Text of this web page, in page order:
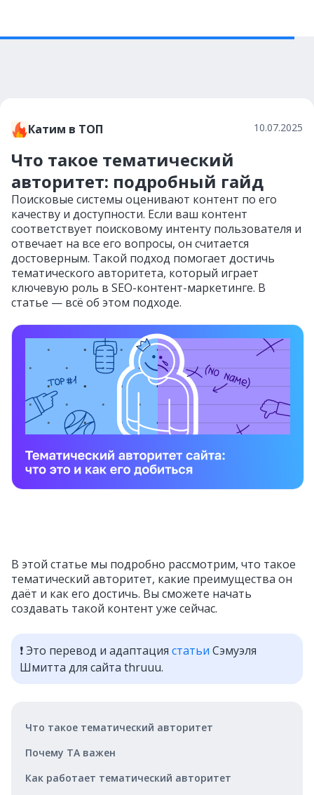
Катим в ТОП 10.07.2025
Что такое тематический
авторитет: подробный гайд
Поисковые системы оценивают контент по его
качеству и доступности. Если ваш контент
соответствует поисковому интенту пользователя и
отвечает на все его вопросы, он считается
достоверным. Такой подход помогает достичь
тематического авторитета, который играет
ключевую роль в SEO-контент-маркетинге. В
статье — всё об этом подходе.
В этой статье мы подробно рассмотрим, что такое
тематический авторитет, какие преимущества он
даёт и как его достичь. Вы сможете начать
создавать такой контент уже сейчас.
❗ Это перевод и адаптация статьи Сэмуэля
Шмитта для сайта thruuu.
Что такое тематический авторитет
Почему TA важен
Как работает тематический авторитет